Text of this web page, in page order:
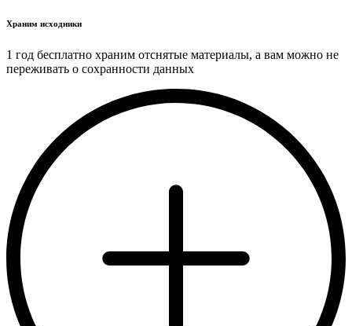
Храним исходники
1 год бесплатно храним отснятые материалы, а вам можно не
переживать о сохранности данных